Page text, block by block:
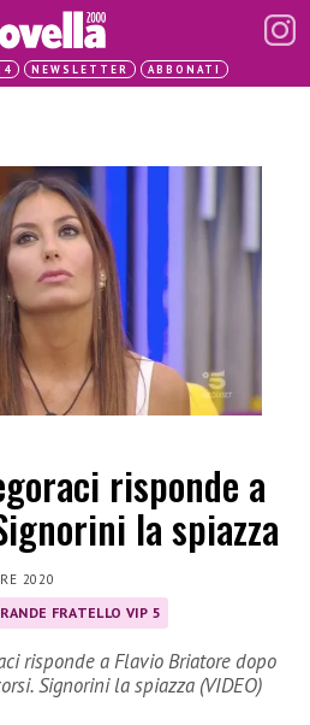
NEWSLETTER ABBONATI
risponde a
la spiazza
2020
FRATELLO VIP 5
risponde a Flavio Briatore dopo
Signorini la spiazza (VIDEO)